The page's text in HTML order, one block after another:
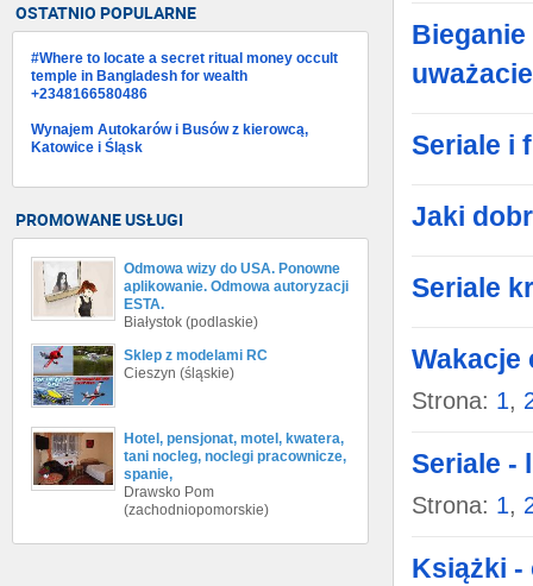
OSTATNIO POPULARNE
#Where to locate a secret ritual money occult
temple in Bangladesh for wealth
+2348166580486
Wynajem Autokarów i Busów z kierowcą,
Katowice i Śląsk
PROMOWANE USŁUGI
Odmowa wizy do USA. Ponowne
aplikowanie. Odmowa autoryzacji
ESTA.
Białystok (podlaskie)
Sklep z modelami RC
Cieszyn (śląskie)
Hotel, pensjonat, motel, kwatera,
tani nocleg, noclegi pracownicze,
spanie,
Drawsko Pom
(zachodniopomorskie)
Seriale i
Jaki
Seriale
Wakacje
Strona: 1,
Seriale -
Strona: 1,
Książki -